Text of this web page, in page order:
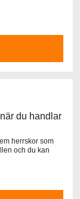
du handlar
herrskor som
och du kan